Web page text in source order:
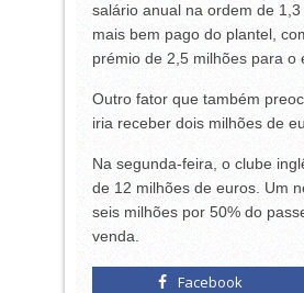
salário anual na ordem de
mais bem pago do plantel,
prémio de 2,5 milhões para o
Outro fator que também
iria receber dois milhões de
Na segunda-feira, o clube
de 12 milhões de euros. Um
seis milhões por 50% do
venda.
Facebook